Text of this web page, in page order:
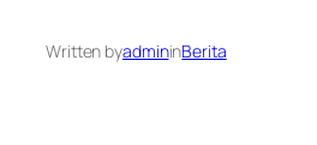
Written byadmininBerita